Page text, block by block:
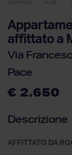
superficie locali
affittato a
Via
Pace
€ 2.650
Descrizione
AFFITTATO DA